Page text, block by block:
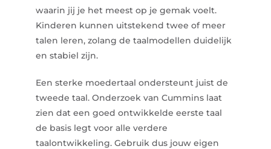
waarin jij je het meest op je gemak voelt.
Kinderen kunnen uitstekend twee of meer
talen leren, zolang de taalmodellen duidelijk
en stabiel zijn.
Een sterke moedertaal ondersteunt juist de
tweede taal. Onderzoek van Cummins laat
zien dat een goed ontwikkelde eerste taal
de basis legt voor alle verdere
taalontwikkeling. Gebruik dus jouw eigen